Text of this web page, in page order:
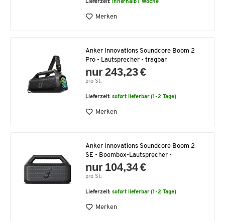
Lieferzeit: innerhalb 1 Woche
Merken
Anker Innovations Soundcore Boom 2
Pro - Lautsprecher - tragbar
nur 243,23 €
pro St.
Lieferzeit:sofort lieferbar (1-2 Tage)
Merken
Anker Innovations Soundcore Boom 2
SE - Boombox-Lautsprecher -
nur 104,34 €
pro St.
Lieferzeit:sofort lieferbar (1-2 Tage)
Merken